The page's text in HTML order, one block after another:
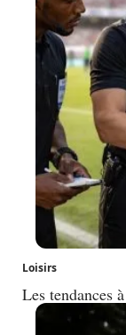
Loisirs
Les tendances